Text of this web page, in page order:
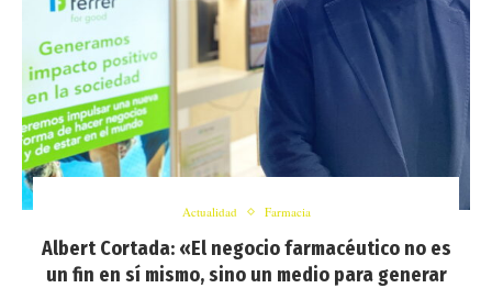
Actualidad Farmacia
Albert Cortada: «El negocio farmacéutico no es
un fin en sí mismo, sino un medio para generar